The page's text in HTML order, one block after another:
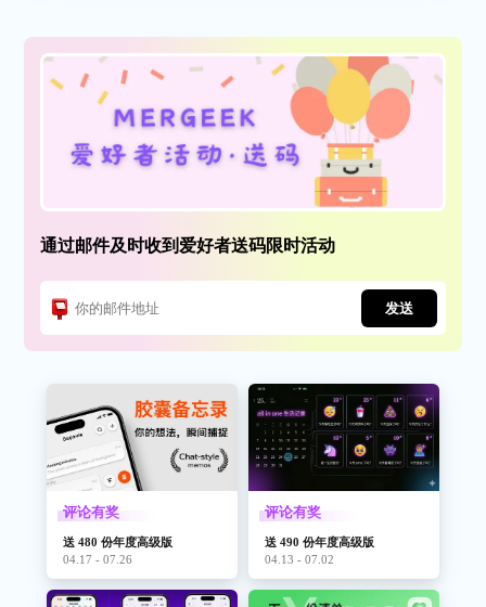
通过邮件及时收到爱好者送码限时活动
发送
评论有奖
送 480 份年度高级版
04.17 - 07.26
评论有奖
送 490 份年度高级版
04.13 - 07.02